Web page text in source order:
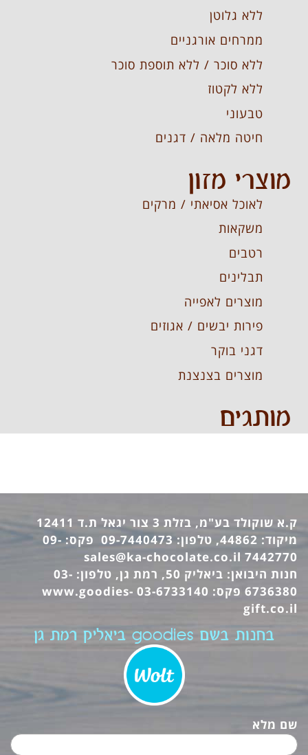
ללא גלוטן
ממרחים אורגניים
ללא סוכר / ללא תוספת סוכר
ללא לקטוז
טבעוני
חיטה מלאה / דגנים
מוצרי מזון
לאוכל אסיאתי / מרקים
משקאות
רטבים
תבלינים
מוצרים לאפייה
פירות יבשים / אגוזים
דגני בוקר
מוצרים בצנצנת
מותגים
ק.א שוקולד בע"מ, בזלת 3 צור יגאל ת.ד 12411
מיקוד: 44862, טלפון: 09-7440473 פקס: 09-
7442770
sales@ka-chocolate.co.il
חנות היבואן: ביאליק 50, רמת גן, טלפון: 03-
6736380 פקס: 03-6733140
www.goodies-
gift.co.il
בחנות בשם goodies ביאליק רמת גן
שם מלא